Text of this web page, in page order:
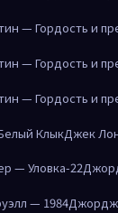
— Гордость и
— Гордость и
— Гордость и
КлыкДжек
— Уловка-22
— 1984Джордж